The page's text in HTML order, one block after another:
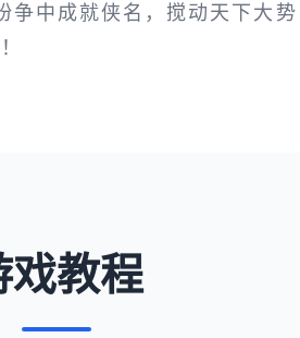
争中成就侠名，搅动天下大
戏教程